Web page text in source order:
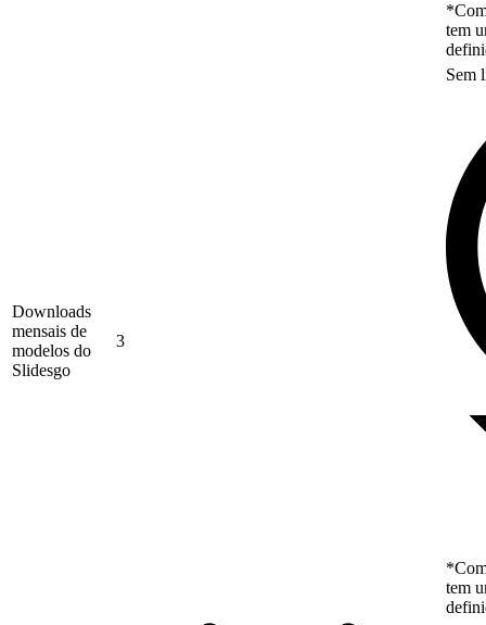
tem
Downloads
mensais de
modelos do
Slidesgo
3
Sem
tem